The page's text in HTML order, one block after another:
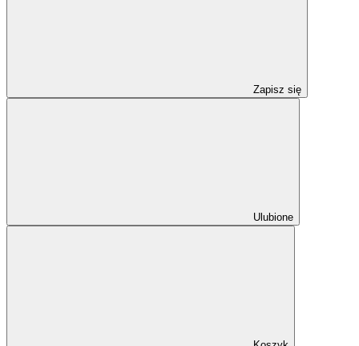
Zapisz się
Ulubione